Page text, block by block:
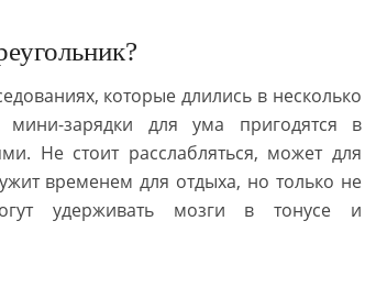
которые длились в несколько
зарядки для ума пригодятся в
Не стоит расслабляться, может для
временем для отдыха, но только не
удерживать мозги в тонусе и